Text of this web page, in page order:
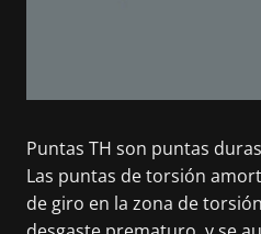
Puntas TH son puntas
Las puntas de torsión
de giro en la zona de